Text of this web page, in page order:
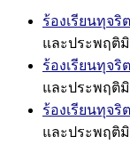
ร้องเรียนทุจ
และประพฤติ
ร้องเรียนทุจ
และประพฤติ
ร้องเรียนทุจ
และประพฤติ